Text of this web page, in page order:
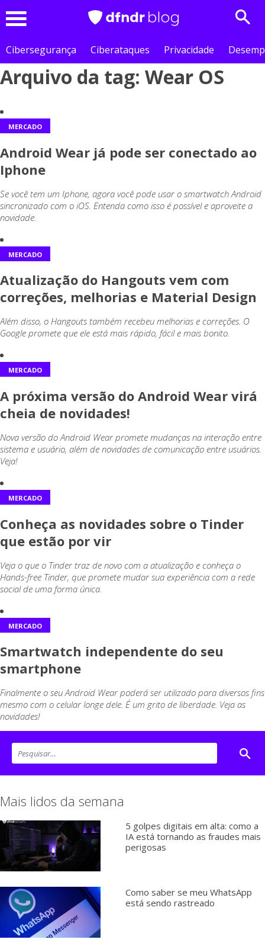
Cibersegurança
Ciberataques Privacidade
Arquivo da tag: Wear OS
MERCADO
Android Wear já pode ser conectado ao
Iphone
Se você tem um Iphone, agora você pode usar o smartwatch Android
sincronizado com o iOS. Entenda como isso é possível e aproveite a
novidade.
MERCADO
Atualização do Hangouts vem com
correções, melhorias e Material Design
Além disso, o Hangouts também recebeu melhorias e correções. O
Google promete que ele está mais rápido, fácil e mais bonito.
MERCADO
A próxima versão do Android Wear virá
cheia de novidades!
Nova versão do Android Wear promete mudanças na interação entre
sistema e usuário, além de novidades de comunicação entre usuários.
Veja!
MERCADO
Conheça as novidades sobre o Tinder
que estão por vir
Veja o que o Tinder traz de novo com a atualização e conheça o
Hands-free Tinder, que promete mudar sua experiência com a rede
social de uma forma única.
MERCADO
Smartwatch independente do seu
smartphone
Finalmente o seu Android Wear poderá ser utilizado para diversos fins
mesmo com o celular longe dele. É um grito de liberdade. Veja as
novidades!
Mais lidos da semana
5 golpes digitais em alta: como a
IA está tornando as fraudes mais
perigosas
Como saber se meu WhatsApp
está sendo rastreado